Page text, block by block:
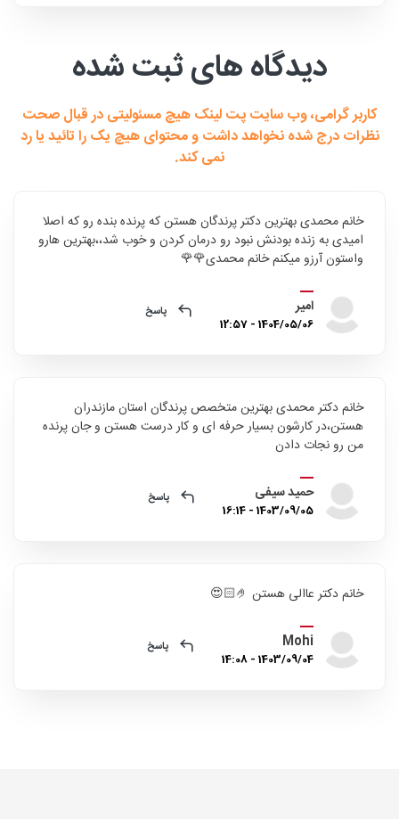
دیدگاه های ثبت شده
کاربر گرامی، وب سایت پت لینک هیچ مسئولیتی در قبال صحت
نظرات درج شده نخواهد داشت و محتوای هیچ یک را تائید یا رد
نمی کند.
خانم محمدی بهترین دکتر پرندگان هستن که پرنده بنده رو که اصلا
امیدی به زنده بودنش نبود رو درمان کردن و خوب شد،،بهترین هارو
واستون آرزو میکنم خانم محمدی🌹🌹
امیر
1404/05/06 - 12:57
پاسخ
خانم دکتر محمدی بهترین متخصص پرندگان استان مازندران
هستن،در کارشون بسیار حرفه ای و کار درست هستن و جان پرنده
من رو نجات دادن
حمید سیفی
1403/09/05 - 16:14
پاسخ
خانم دکتر عاالی هستن 🤌🏻😍
Mohi
1403/09/04 - 14:08
پاسخ